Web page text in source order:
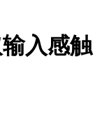
入感触